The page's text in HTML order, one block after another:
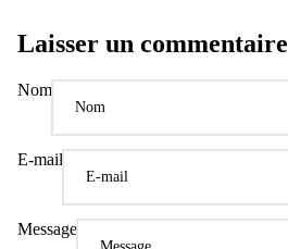
Laisser un commentaire
Nom
E-mail
Message